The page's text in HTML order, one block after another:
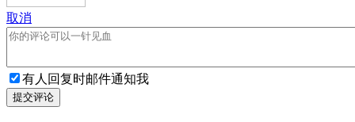
取消
有人回复时邮件通知我
提交评论